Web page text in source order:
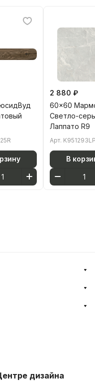
2 880 ₽
60x60
Светло-
Лаппато R9
Арт.
В
дизайна